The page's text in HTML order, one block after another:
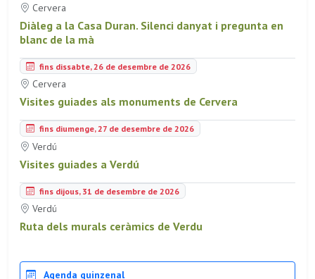
Cervera
Diàleg a la Casa Duran. Silenci danyat i pregunta en
blanc de la mà
fins dissabte, 26 de desembre de 2026
Cervera
Visites guiades als monuments de Cervera
fins diumenge, 27 de desembre de 2026
Verdú
Visites guiades a Verdú
fins dijous, 31 de desembre de 2026
Verdú
Ruta dels murals ceràmics de Verdu
Agenda quinzenal